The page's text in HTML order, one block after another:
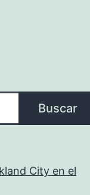
Buscar
City en el